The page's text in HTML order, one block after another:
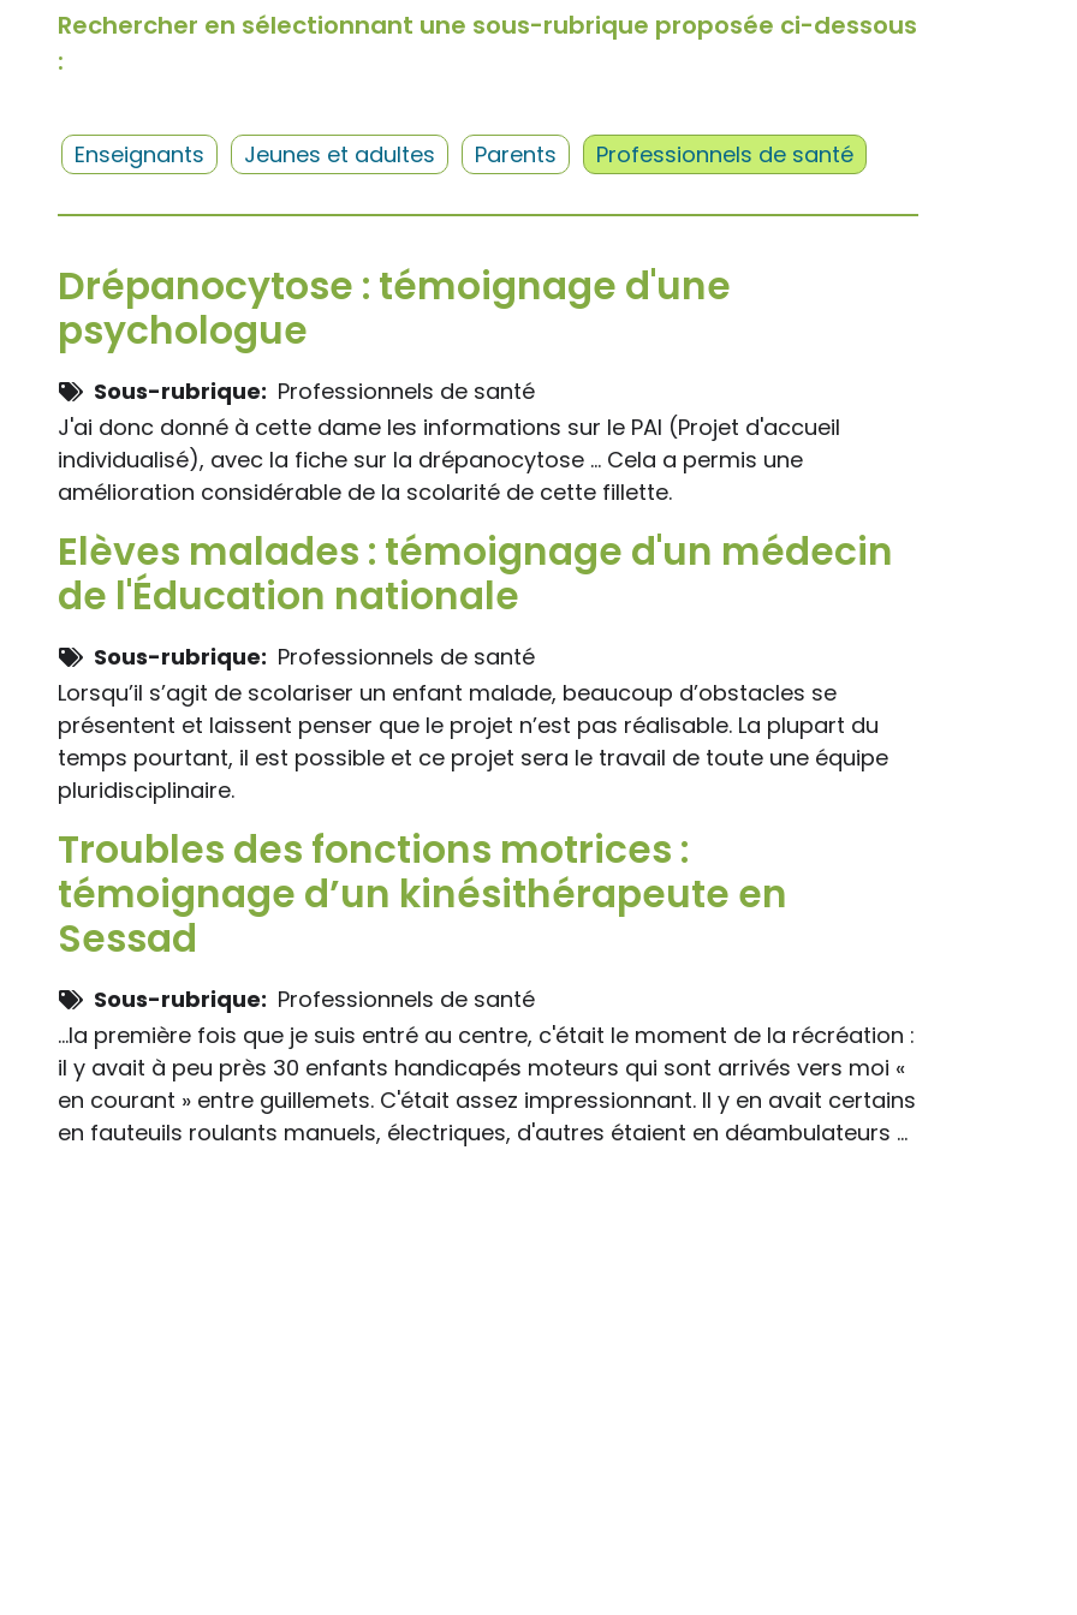
Rechercher en sélectionnant une sous-rubrique proposée ci-dessous
:
Enseignants Jeunes et adultes Parents Professionnels de santé
Drépanocytose : témoignage d'une
psychologue
Sous-rubrique
Professionnels de santé
J'ai donc donné à cette dame les informations sur le PAI (Projet d'accueil
individualisé), avec la fiche sur la drépanocytose ... Cela a permis une
amélioration considérable de la scolarité de cette fillette.
Elèves malades : témoignage d'un médecin
de l'Éducation nationale
Sous-rubrique
Professionnels de santé
Lorsqu’il s’agit de scolariser un enfant malade, beaucoup d’obstacles se
présentent et laissent penser que le projet n’est pas réalisable. La plupart du
temps pourtant, il est possible et ce projet sera le travail de toute une équipe
pluridisciplinaire.
Troubles des fonctions motrices :
témoignage d’un kinésithérapeute en
Sessad
Sous-rubrique
Professionnels de santé
...la première fois que je suis entré au centre, c'était le moment de la récréation :
il y avait à peu près 30 enfants handicapés moteurs qui sont arrivés vers moi «
en courant » entre guillemets. C'était assez impressionnant. Il y en avait certains
en fauteuils roulants manuels, électriques, d'autres étaient en déambulateurs ...